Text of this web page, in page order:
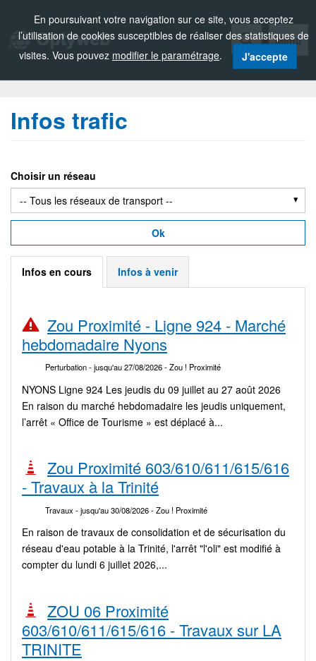
En poursuivant votre navigation sur ce site, vous acceptez
l’utilisation de cookies susceptibles de réaliser des statistiques de
visites. Vous pouvez modifier le paramétrage. J'accepte
Menu
Infos trafic
Choisir un réseau
Ok
Infos en cours Infos à venir
Zou Proximité - Ligne 924 - Marché
hebdomadaire Nyons
Perturbation- jusqu'au 27/08/2026- Zou ! Proximité
NYONS Ligne 924 Les jeudis du 09 juillet au 27 août 2026
En raison du marché hebdomadaire les jeudis uniquement,
l’arrêt « Office de Tourisme » est déplacé à...
Zou Proximité 603/610/611/615/616
- Travaux à la Trinité
Travaux - jusqu'au 30/08/2026- Zou ! Proximité
En raison de travaux de consolidation et de sécurisation du
réseau d'eau potable à la Trinité, l'arrêt "l'oli" est modifié à
compter du lundi 6 juillet 2026,...
ZOU 06 Proximité
603/610/611/615/616 - Travaux sur LA
TRINITE